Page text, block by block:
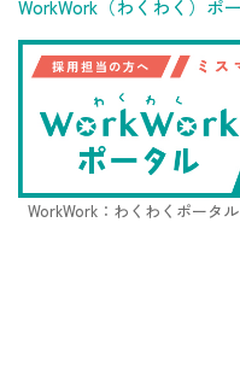
WorkWork（わくわく）ポ
WorkWork：わくわくポータ